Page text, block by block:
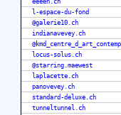
eeeeh.ch
l-espace-du-fond
@galerie10.ch
indianavevey.ch
locus-solus.ch
@starring.maewest
laplacette.ch
panovevey.ch
standard-deluxe.ch
tunneltunnel.ch